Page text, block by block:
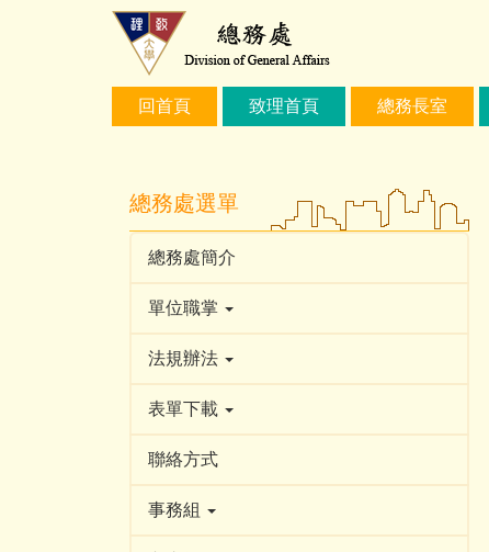
回首頁 致理首頁 總務長室
總務處選單
總務處簡介
單位職掌
法規辦法
表單下載
聯絡方式
事務組